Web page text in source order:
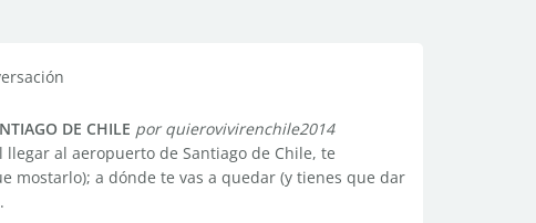
DE CHILE por quierovivirenchile2014
al aeropuerto de Santiago de Chile, te
mostarlo); a dónde te vas a quedar (y tienes que dar